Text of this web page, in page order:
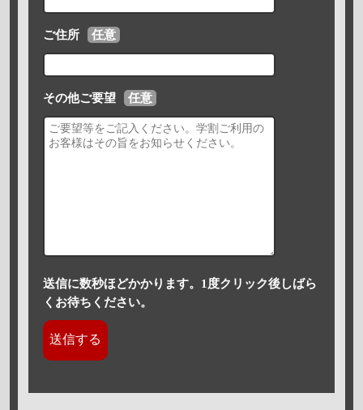
ご住所 任意
その他ご要望 任意
送信に数秒ほどかかります。1度クリック後しばら
くお待ちください。